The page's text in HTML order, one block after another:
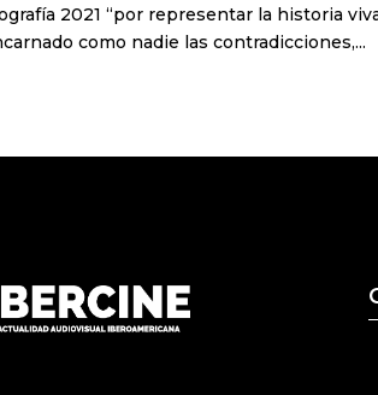
2021 “por representar la historia
como nadie las contradicciones,...